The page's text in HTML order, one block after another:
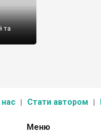
та
Стати автором
Меню